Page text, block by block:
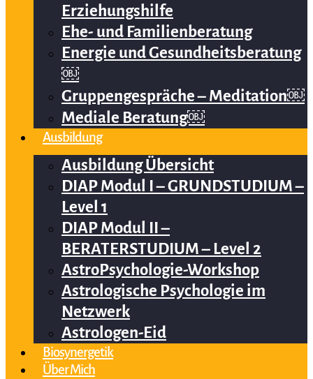
Erziehungshilfe
Ehe- und Familienberatung
Energie und Gesundheitsberatung
￼
Gruppengespräche – Meditation￼
Mediale Beratung￼
Ausbildung
Ausbildung Übersicht
DIAP Modul I – GRUNDSTUDIUM –
Level 1
DIAP Modul II –
BERATERSTUDIUM – Level 2
AstroPsychologie-Workshop
Astrologische Psychologie im
Netzwerk
Astrologen-Eid
Biosynergetik
Über Mich